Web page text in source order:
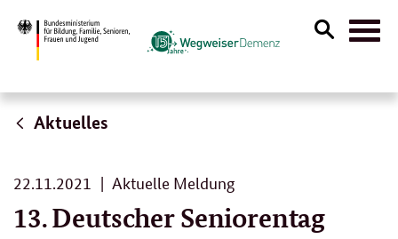
Suche
Aktuelles
13. Deutscher Seniorentag
22.11.2021 22.
11.
2021
Aktuelle Meldung